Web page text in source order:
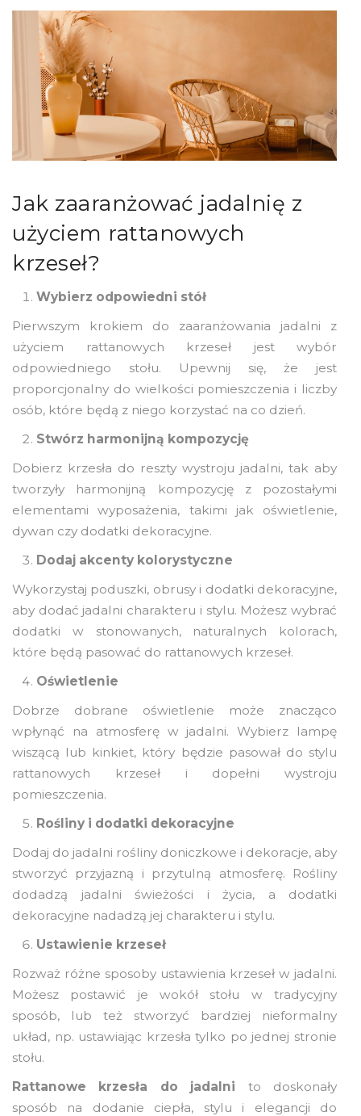
Jak zaaranżować jadalnię z
użyciem rattanowych
krzeseł?
Wybierz odpowiedni stół
Pierwszym krokiem do zaaranżowania jadalni z
użyciem rattanowych krzeseł jest wybór
odpowiedniego stołu. Upewnij się, że jest
proporcjonalny do wielkości pomieszczenia i liczby
osób, które będą z niego korzystać na co dzień.
Stwórz harmonijną kompozycję
Dobierz krzesła do reszty wystroju jadalni, tak aby
tworzyły harmonijną kompozycję z pozostałymi
elementami wyposażenia, takimi jak oświetlenie,
dywan czy dodatki dekoracyjne.
Dodaj akcenty kolorystyczne
Wykorzystaj poduszki, obrusy i dodatki dekoracyjne,
aby dodać jadalni charakteru i stylu. Możesz wybrać
dodatki w stonowanych, naturalnych kolorach,
które będą pasować do rattanowych krzeseł.
Oświetlenie
Dobrze dobrane oświetlenie może znacząco
wpłynąć na atmosferę w jadalni. Wybierz lampę
wiszącą lub kinkiet, który będzie pasował do stylu
rattanowych krzeseł i dopełni wystroju
pomieszczenia.
Rośliny i dodatki dekoracyjne
Dodaj do jadalni rośliny doniczkowe i dekoracje, aby
stworzyć przyjazną i przytulną atmosferę. Rośliny
dodadzą jadalni świeżości i życia, a dodatki
dekoracyjne nadadzą jej charakteru i stylu.
Ustawienie krzeseł
Rozważ różne sposoby ustawienia krzeseł w jadalni.
Możesz postawić je wokół stołu w tradycyjny
sposób, lub też stworzyć bardziej nieformalny
układ, np. ustawiając krzesła tylko po jednej stronie
stołu.
Rattanowe krzesła do jadalni to doskonały
sposób na dodanie ciepła, stylu i elegancji do